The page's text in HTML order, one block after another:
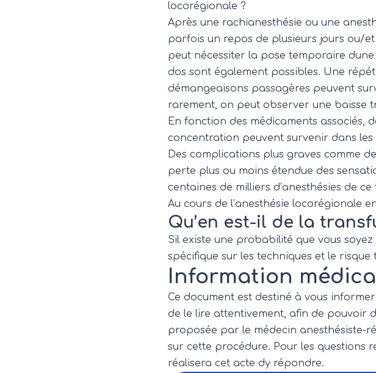
locorégionale ?
Après une rachianesthésie ou une
parfois un repos de plusieurs jours ou/
peut nécessiter la pose temporaire
dos sont également possibles. Une
démangeaisons passagères peuvent
rarement, on peut observer une baisse
En fonction des médicaments associés,
concentration peuvent survenir dans les
Des complications plus graves comme
perte plus ou moins étendue des
centaines de milliers d’anesthésies de
Au cours de l’anesthésie locorégionale
Qu’en est-il de la
Sil existe une probabilité que vous
spécifique sur les techniques et le risque
Information
Ce document est destiné à vous
de le lire attentivement, afin de pouvoir
proposée par le médecin anesthésiste-
sur cette procédure. Pour les questions
réalisera cet acte dy répondre.